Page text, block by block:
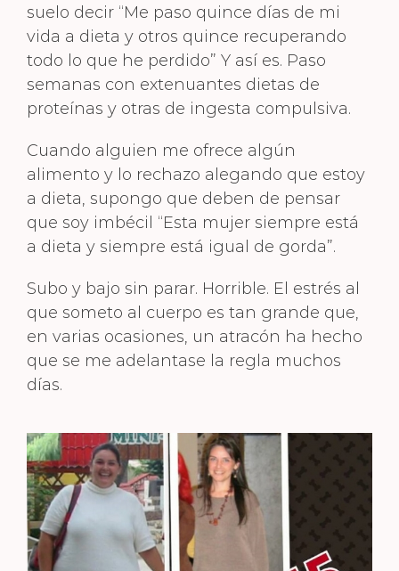
suelo decir “Me paso quince días de mi
vida a dieta y otros quince recuperando
todo lo que he perdido” Y así es. Paso
semanas con extenuantes dietas de
proteínas y otras de ingesta compulsiva.
Cuando alguien me ofrece algún
alimento y lo rechazo alegando que estoy
a dieta, supongo que deben de pensar
que soy imbécil “Esta mujer siempre está
a dieta y siempre está igual de gorda”.
Subo y bajo sin parar. Horrible. El estrés al
que someto al cuerpo es tan grande que,
en varias ocasiones, un atracón ha hecho
que se me adelantase la regla muchos
días.